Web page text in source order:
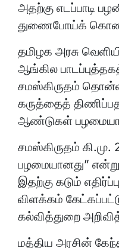
அதற்கு எடப்பாடி
துணைபோய்க்
தமிழக அரசு
ஆங்கில
சமஸ்கிருதம்
கருத்தைத்
ஆண்டுகள்
சமஸ்கிருதம்
பழமையானது” என்றும்
இதற்கு கடும்
விளக்கம்
கல்வித்துறை
மத்திய அரசின்